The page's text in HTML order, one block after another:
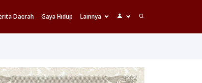
Daerah Gaya Hidup Lainnya